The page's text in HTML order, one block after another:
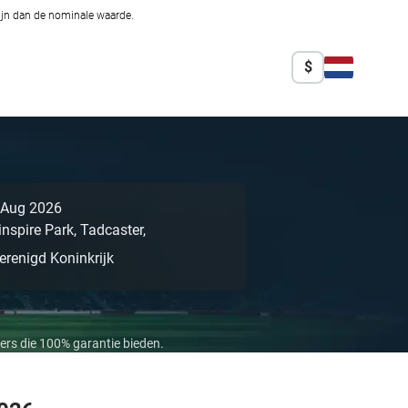
dan de nominale waarde.
$
2026
Park, Tadcaster,
Koninkrijk
die 100% garantie bieden.